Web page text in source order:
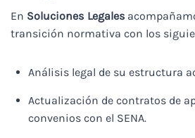
En Soluciones Legales
transición normativa con los
Análisis legal de su estructura
Actualización de contratos de
convenios con el SENA.